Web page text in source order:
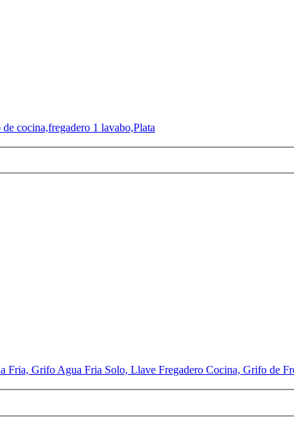
cocina,fregadero 1 lavabo,Plata
Grifo Agua Fria Solo, Llave Fregadero Cocina, Grifo de